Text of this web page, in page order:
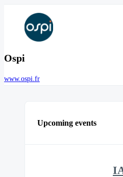
Ospi
www.ospi.fr
Upcoming events